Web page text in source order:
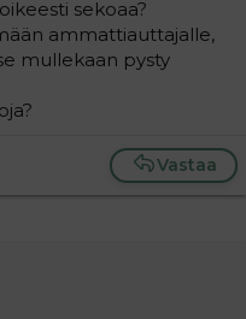
sekoaa?
ammattiauttajalle,
mullekaan pysty
Vastaa